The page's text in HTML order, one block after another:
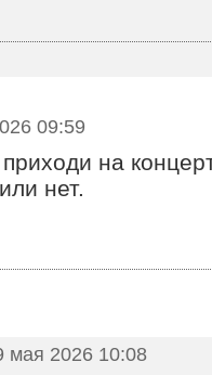
09:59
приходи на
нет.
мая 2026 10:08